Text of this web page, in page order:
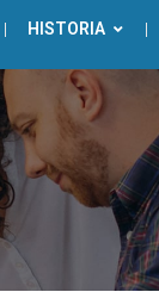
HISTORIA